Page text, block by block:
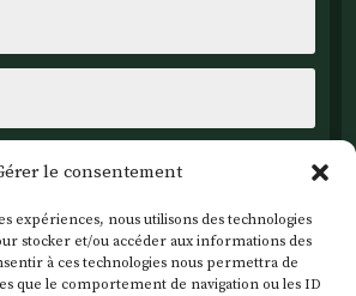
le consentement
expériences, nous utilisons des technologies
stocker et/ou accéder aux informations des
à ces technologies nous permettra de
que le comportement de navigation ou les ID